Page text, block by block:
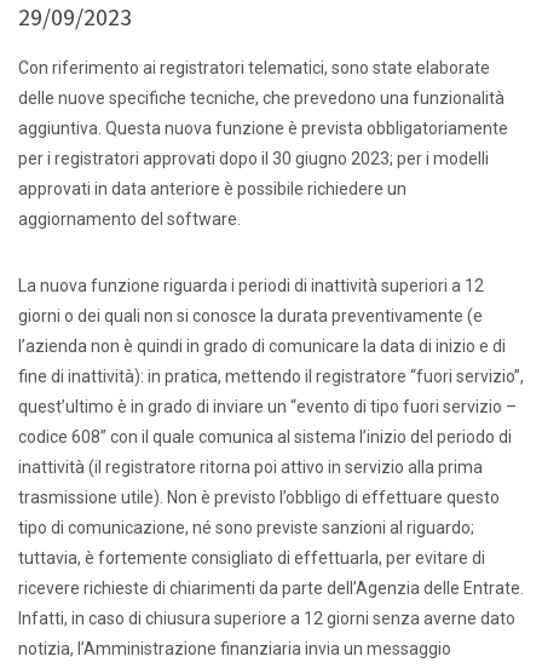
29/09/2023
Con riferimento ai registratori telematici, sono state elaborate
delle nuove specifiche tecniche, che prevedono una funzionalità
aggiuntiva. Questa nuova funzione è prevista obbligatoriamente
per i registratori approvati dopo il 30 giugno 2023; per i modelli
approvati in data anteriore è possibile richiedere un
aggiornamento del software.
La nuova funzione riguarda i periodi di inattività superiori a 12
giorni o dei quali non si conosce la durata preventivamente (e
l’azienda non è quindi in grado di comunicare la data di inizio e di
fine di inattività): in pratica, mettendo il registratore “fuori servizio”,
quest’ultimo è in grado di inviare un “evento di tipo fuori servizio –
codice 608” con il quale comunica al sistema l’inizio del periodo di
inattività (il registratore ritorna poi attivo in servizio alla prima
trasmissione utile). Non è previsto l’obbligo di effettuare questo
tipo di comunicazione, né sono previste sanzioni al riguardo;
tuttavia, è fortemente consigliato di effettuarla, per evitare di
ricevere richieste di chiarimenti da parte dell’Agenzia delle Entrate.
Infatti, in caso di chiusura superiore a 12 giorni senza averne dato
notizia, l’Amministrazione finanziaria invia un messaggio